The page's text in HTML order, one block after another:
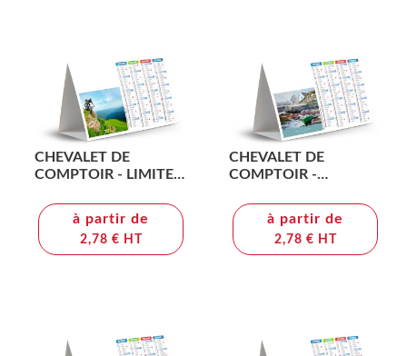
CHEVALET DE
COMPTOIR - LIMITES
à partir de
2,78 € HT
CHEVALET DE
COMPTOIR -
QUADRI
à partir de
2,78 € HT